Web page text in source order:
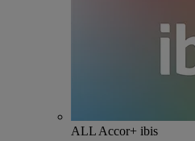
ALL Accor+ ibis